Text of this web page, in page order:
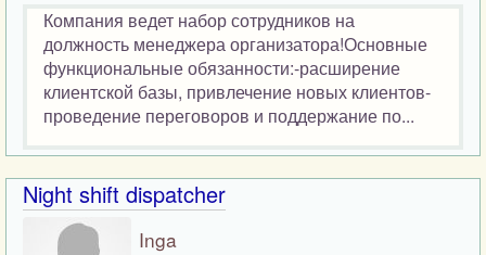
Компания ведет набор сотрудников на
должность менеджера организатора!Основные
функциональные обязанности:-расширение
клиентской базы, привлечение новых клиентов-
проведение переговоров и поддержание по...
Night shift dispatcher
Inga